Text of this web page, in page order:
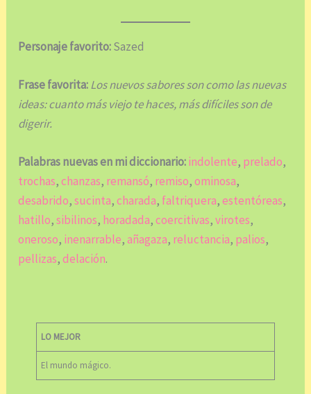
Personaje favorito:Sazed
Frase favorita:Los nuevos sabores son como las nuevas
ideas: cuanto más viejo te haces, más difíciles son de
digerir.
Palabras nuevas en mi diccionario:indolente, prelado,
trochas,chanzas, remansó, remiso,ominosa,
desabrido,sucinta,charada, faltriquera,estentóreas,
hatillo,sibilinos, horadada,coercitivas,virotes,
oneroso, inenarrable,añagaza, reluctancia, palios,
pellizas,delación.
LO MEJOR
El mundo mágico.